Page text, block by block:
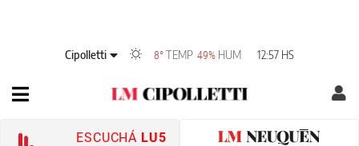
Cipolletti 8°TEMP 49% HUM 12:57 HS
ESCUCHÁ LU5